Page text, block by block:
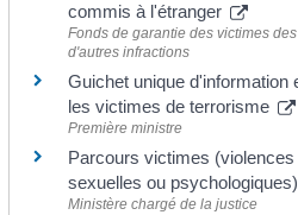
commis à l'étranger
Fonds de garantie des victimes
d'autres infractions
Guichet unique d'information
les victimes de terrorisme
Première ministre
Parcours victimes
sexuelles ou psychologiques)
Ministère chargé de la justice